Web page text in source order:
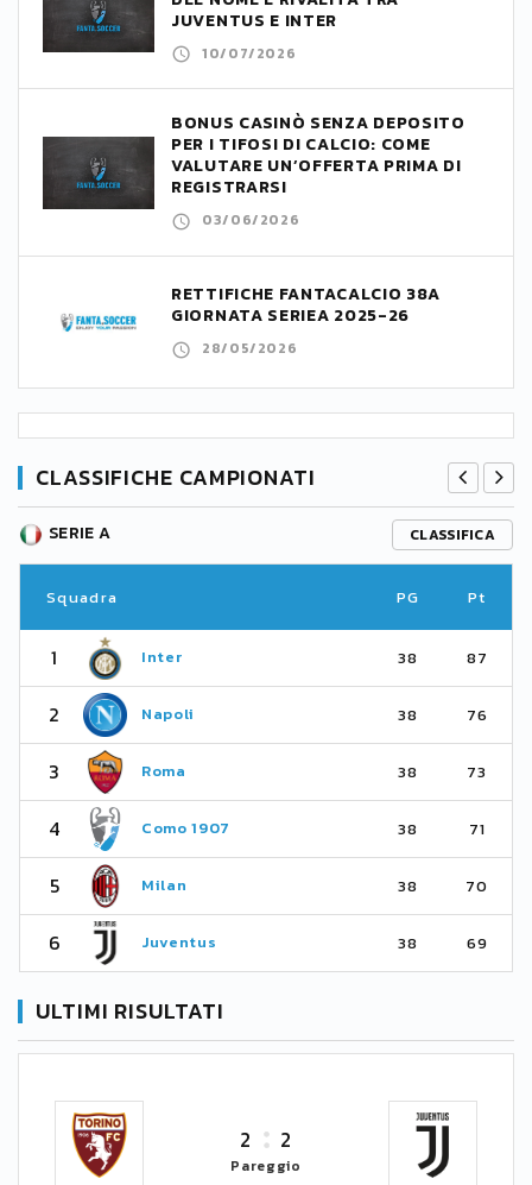
JUVENTUS E INTER
10/07/2026
BONUS CASINÒ SENZA DEPOSITO
PER I TIFOSI DI CALCIO: COME
VALUTARE UN’OFFERTA PRIMA DI
REGISTRARSI
03/06/2026
RETTIFICHE FANTACALCIO 38A
GIORNATA SERIEA 2025-26
28/05/2026
CLASSIFICHE CAMPIONATI
SERIE A CLASSIFICA
Squadra PG Pt
1 Inter 38 87
2 Napoli 38 76
3 Roma 38 73
4 Como 1907 38 71
5 Milan 38 70
6 Juventus 38 69
ULTIMI RISULTATI
2 2
Pareggio